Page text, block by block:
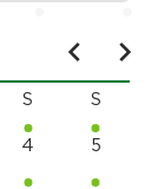
S S
4 5